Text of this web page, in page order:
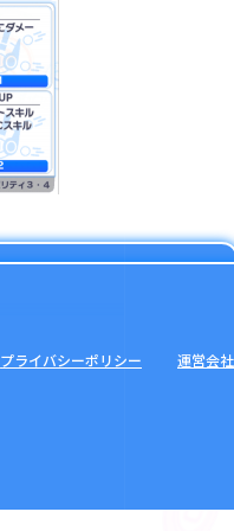
プライバシーポリシー 運営会